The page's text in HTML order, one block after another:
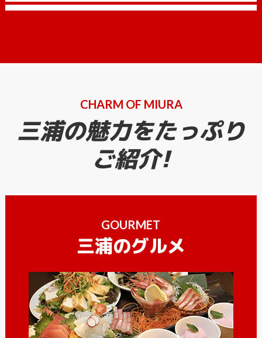
CHARM OF MIURA
三浦の魅力をたっぷり
ご紹介!
GOURMET
三浦のグルメ